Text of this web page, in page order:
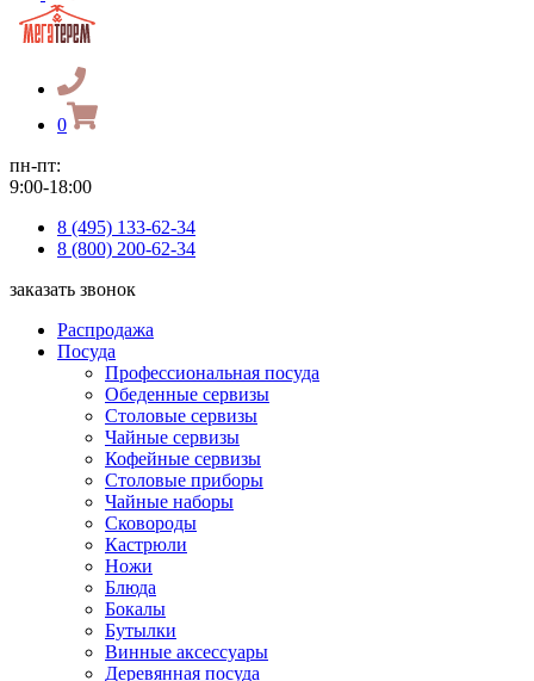
0
пн-пт:
9:00-18:00
8 (495) 133-62-34
8 (800) 200-62-34
заказать звонок
Распродажа
Посуда
Профессиональная посуда
Обеденные сервизы
Столовые сервизы
Чайные сервизы
Кофейные сервизы
Столовые приборы
Чайные наборы
Сковороды
Кастрюли
Ножи
Блюда
Бокалы
Бутылки
Винные аксессуары
Деревянная посуда